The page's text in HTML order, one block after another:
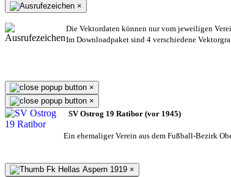
×
Die Vektordaten können nur vom jeweiligen
Im Downloadpaket sind 4 verschiedene
×
×
SV Ostrog 19 Ratibor (vor 1945)
Ein ehemaliger Verein aus dem Fußball-Bezirk
×